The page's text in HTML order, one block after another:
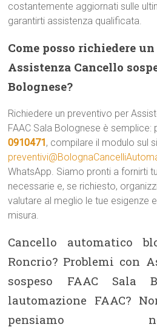
costantemente aggiornati sulle
garantirti assistenza qualificata.
Come posso richiedere
Assistenza Cancello
Bolognese?
Richiedere un preventivo per
FAAC Sala Bolognese è
0910471, compilare il modulo sul
WhatsApp. Siamo pronti a fornirti
necessarie e, se richiesto,
valutare al meglio le tue esigenze
misura.
Cancello automatico
Roncrio? Problemi con
sospeso FAAC Sala
lautomazione FAAC?